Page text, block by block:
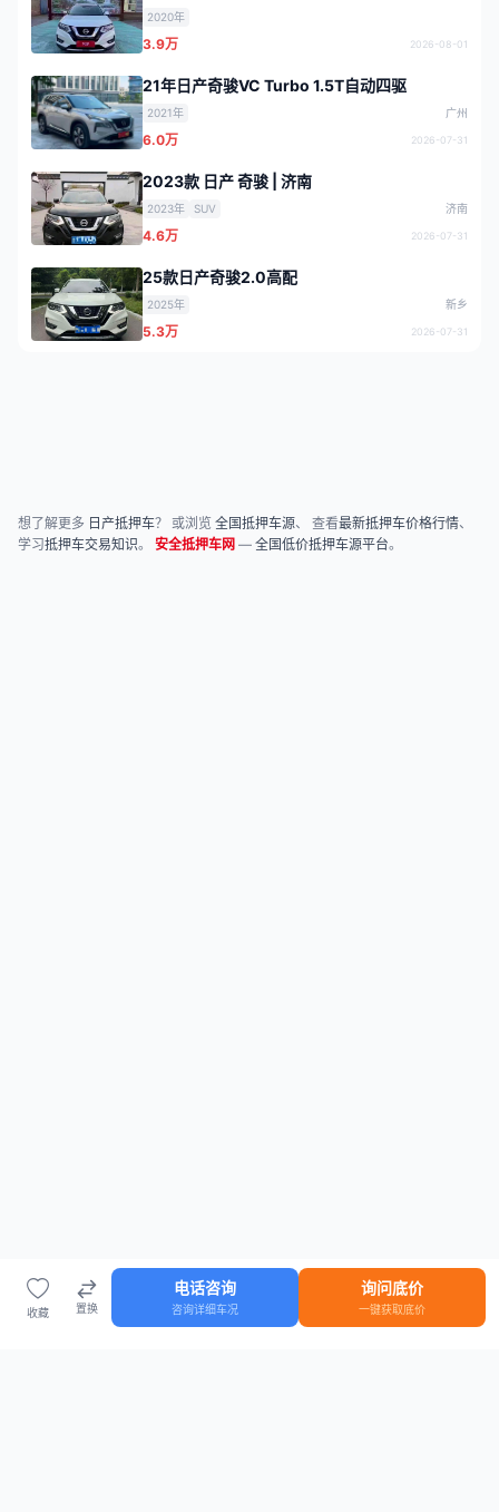
2020年
3.9万 2026-08-01
21年日产奇骏VC Turbo 1.5T自动四驱
2021年 广州
6.0万 2026-07-31
2023款 日产 奇骏 | 济南
2023年 SUV 济南
4.6万 2026-07-31
25款日产奇骏2.0高配
2025年 新乡
5.3万 2026-07-31
收藏 置换
电话咨询
咨询详细车况
询问底价
一键获取底价
想了解更多 日产抵押车？ 或浏览 全国抵押车源、 查看最新抵押车价格行情、
学习抵押车交易知识。 安全抵押车网 — 全国低价抵押车源平台。
车源 知识 登录